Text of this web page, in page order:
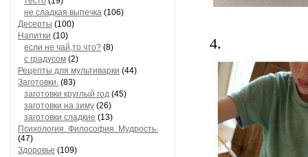
не сладкая выпечка (106)
Десерты (100)
Напитки (10)
если не чай,то что? (8)
с градусом (2)
Рецепты для мультиварки (44)
Заготовки. (83)
заготовки круглый год (45)
заготовки на зиму (26)
заготовки сладкие (13)
Психология. Философия. Мудрость.
(47)
Здоровье (109)
4.